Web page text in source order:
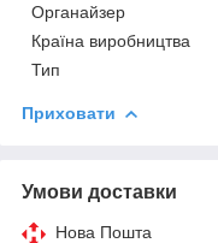
Органайзер
Країна виробництва
Тип
Приховати
Умови доставки
Нова Пошта